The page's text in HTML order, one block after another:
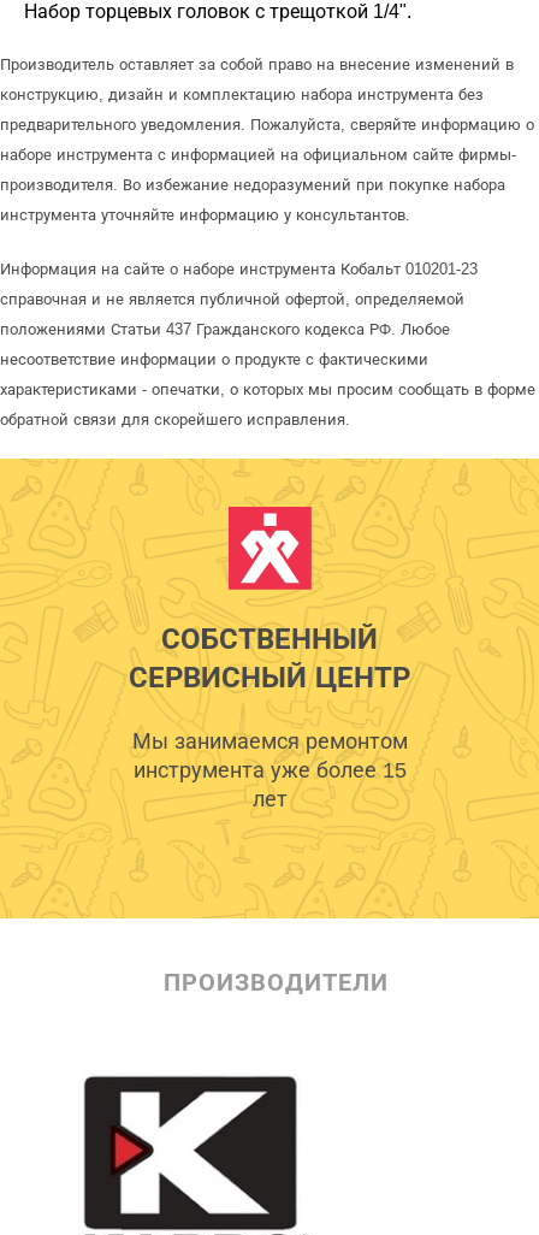
Набор торцевых головок с трещоткой 1/4".
Производитель оставляет за собой право на внесение изменений в
конструкцию, дизайн и комплектацию набора инструмента без
предварительного уведомления. Пожалуйста, сверяйте информацию о
наборе инструмента с информацией на официальном сайте фирмы-
производителя. Во избежание недоразумений при покупке набора
инструмента уточняйте информацию у консультантов.
Информация на сайте о наборе инструмента Кобальт 010201-23
справочная и не является публичной офертой, определяемой
положениями Статьи 437 Гражданского кодекса РФ. Любое
несоответствие информации о продукте с фактическими
характеристиками - опечатки, о которых мы просим сообщать в форме
обратной связи для скорейшего исправления.
СОБСТВЕННЫЙ
СЕРВИСНЫЙ ЦЕНТР
Мы занимаемся ремонтом
инструмента уже более 15
лет
ПРОИЗВОДИТЕЛИ